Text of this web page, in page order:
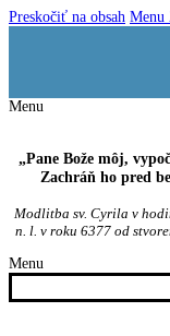
Preskočiť na obsah Menu
Menu
„Pane Bože môj,
Zachráň ho pred
Modlitba sv. Cyrila v
n. l. v roku 6377 od
Menu